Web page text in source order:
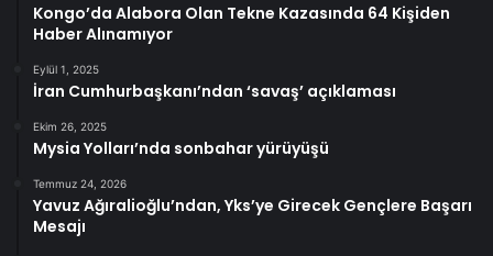
Kongo’da Alabora Olan Tekne Kazasında 64 Kişiden
Haber Alınamıyor
Eylül 1, 2025
İran Cumhurbaşkanı’ndan ‘savaş’ açıklaması
Ekim 26, 2025
Mysia Yolları’nda sonbahar yürüyüşü
Temmuz 24, 2026
Yavuz Ağıralioğlu’ndan, Yks’ye Girecek Gençlere Başarı
Mesajı